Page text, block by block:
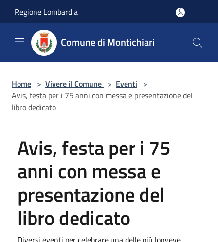
Regione Lombardia
Comune di Montichiari
Home > Vivere il Comune > Eventi >
Avis, festa per i 75 anni con messa e presentazione del
libro dedicato
Avis, festa per i 75
anni con messa e
presentazione del
libro dedicato
Diversi eventi per celebrare una delle più longeve